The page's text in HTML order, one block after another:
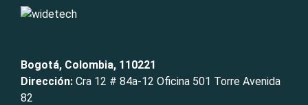
Bogotá, Colombia, 110221
Dirección: Cra 12 # 84a-12 Oficina 501 Torre Avenida
82